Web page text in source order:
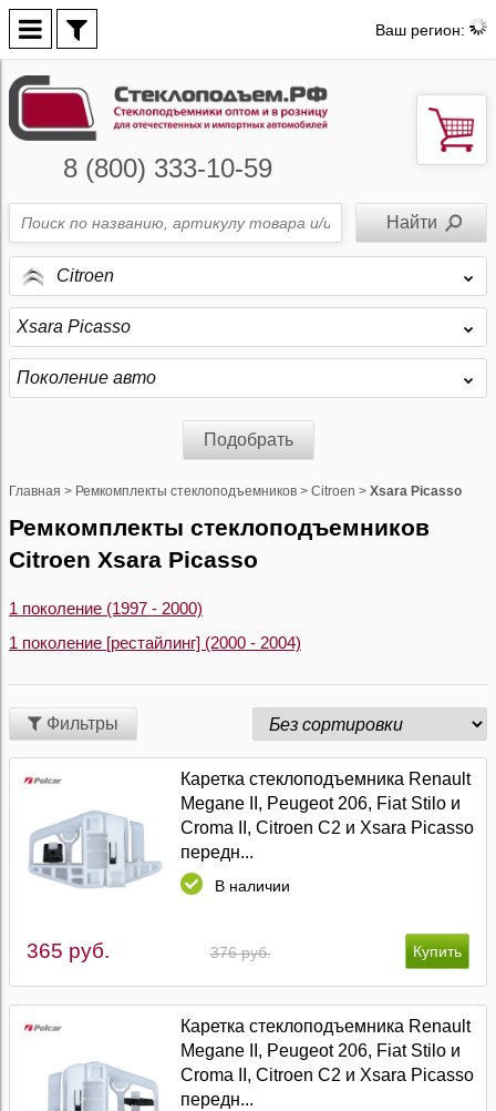
Ваш регион:
8 (800) 333-10-59
Citroen
Xsara Picasso
Поколение авто
Подобрать
Главная > Ремкомплекты стеклоподъемников > Citroen > Xsara Picasso
Ремкомплекты стеклоподъемников
Citroen Xsara Picasso
1 поколение (1997 - 2000)
1 поколение [рестайлинг] (2000 - 2004)
Фильтры
Каретка стеклоподъемника Renault
Megane II, Peugeot 206, Fiat Stilo и
Croma II, Citroen C2 и Xsara Picasso
передн...
В наличии
376 руб.
365 руб.
Каретка стеклоподъемника Renault
Megane II, Peugeot 206, Fiat Stilo и
Croma II, Citroen C2 и Xsara Picasso
передн...